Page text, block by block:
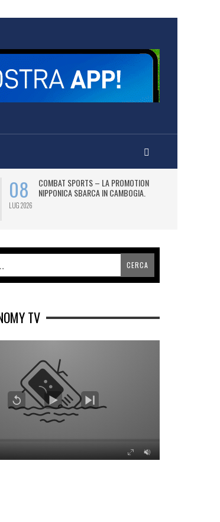
08
LUG 2026
COMBAT SPORTS – LA PROMOTION
NIPPONICA SBARCA IN CAMBOGIA.
TV